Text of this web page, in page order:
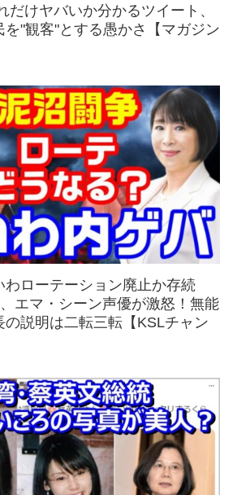
だけヤバいか分かるツイート、
を"観客"とする愚かさ【マガジン
わローテーション廃止か存続
エマ・シーン声優が激怒！無能
の説明は二転三転【KSLチャン